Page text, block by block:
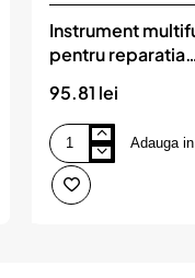
Instrument
pentru reparatia
95.81 lei
Instrument
multifunctional
pentru
reparatia
Adauga